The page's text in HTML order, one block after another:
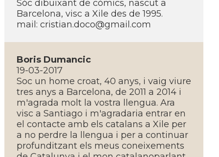
Sóc dibuixant de còmics, nascut a
Barcelona, visc a Xile des de 1995.
mail: cristian.doco@gmail.com
Boris Dumancic
19-03-2017
Soc un home croat, 40 anys, i vaig viure
tres anys a Barcelona, de 2011 a 2014 i
m'agrada molt la vostra llengua. Ara
visc a Santiago i m'agradaria entrar en
el contacte amb els catalans a Xile per
a no perdre la llengua i per a continuar
profunditzant els meus coneixements